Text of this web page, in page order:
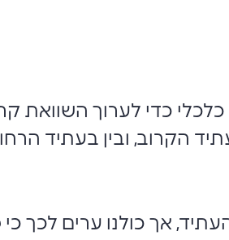
כלכלי כדי לערוך
הקרוב, ובין בעתיד
אך כולנו ערים לכך